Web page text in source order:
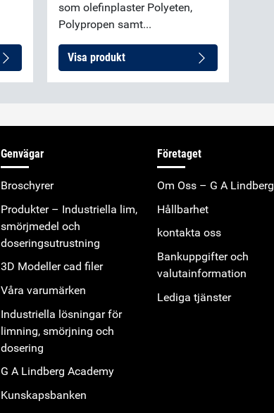
som olefinplaster Polyeten,
Polypropen samt...
Visa produkt
Genvägar
Broschyrer
Produkter – Industriella lim,
smörjmedel och
doseringsutrustning
3D Modeller cad filer
Våra varumärken
Industriella lösningar för
limning, smörjning och
dosering
G A Lindberg Academy
Kunskapsbanken
Företaget
Om Oss – G A Lindberg
Hållbarhet
kontakta oss
Bankuppgifter och
valutainformation
Lediga tjänster